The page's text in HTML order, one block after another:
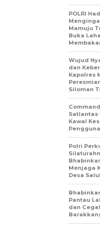
POLRI
Mamuju
Buka
Wujud
dan
Kapolres
Siloman
Satlantas
Kawal
Polri
Menjaga
Desa
Pantau
dan